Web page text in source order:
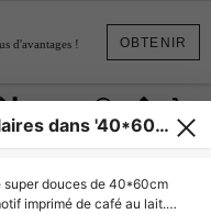
OBTENIR
d'avantages !
dans '40*60c
super douces de 40*60cm
imprimé de café au lait.